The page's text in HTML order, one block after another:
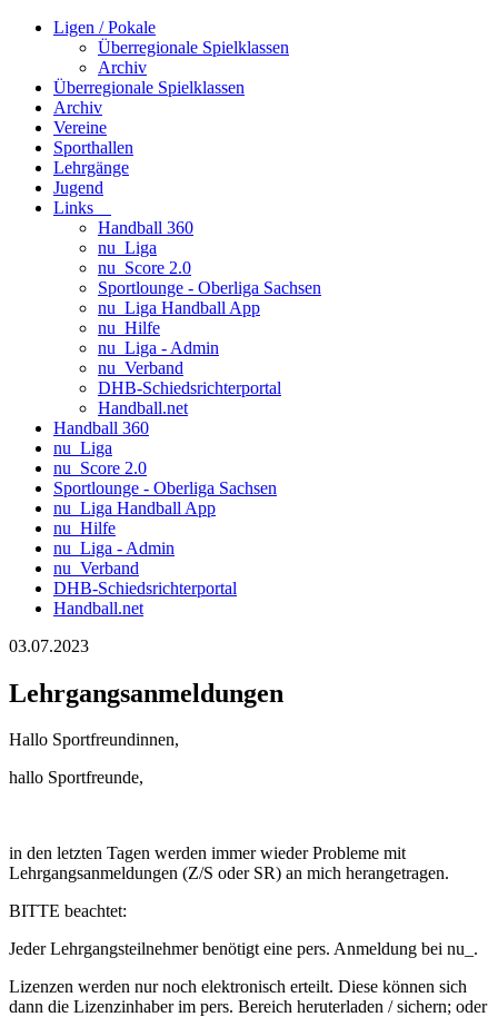
Ligen / Pokale
Überregionale Spielklassen
Archiv
Überregionale Spielklassen
Archiv
Vereine
Sporthallen
Lehrgänge
Jugend
Links
Handball 360
nu_Liga
nu_Score 2.0
Sportlounge - Oberliga Sachsen
nu_Liga Handball App
nu_Hilfe
nu_Liga - Admin
nu_Verband
DHB-Schiedsrichterportal
Handball.net
Handball 360
nu_Liga
nu_Score 2.0
Sportlounge - Oberliga Sachsen
nu_Liga Handball App
nu_Hilfe
nu_Liga - Admin
nu_Verband
DHB-Schiedsrichterportal
Handball.net
03.07.2023
Lehrgangsanmeldungen
Hallo Sportfreundinnen,
hallo Sportfreunde,
in den letzten Tagen werden immer wieder Probleme mit
Lehrgangsanmeldungen (Z/S oder SR) an mich herangetragen.
BITTE beachtet:
Jeder Lehrgangsteilnehmer benötigt eine pers. Anmeldung bei nu_.
Lizenzen werden nur noch elektronisch erteilt. Diese können sich
dann die Lizenzinhaber im pers. Bereich heruterladen / sichern; oder